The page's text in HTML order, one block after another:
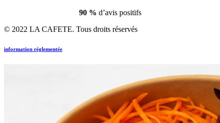
90 % d’avis positifs
© 2022 LA CAFETE. Tous droits réservés
information réglementée